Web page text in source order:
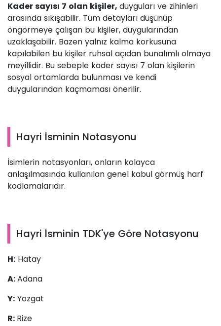
Kader sayısı 7 olan kişiler, duyguları ve zihinleri
arasında sıkışabilir. Tüm detayları düşünüp
öngörmeye çalışan bu kişiler, duygularından
uzaklaşabilir. Bazen yalnız kalma korkusuna
kapılabilen bu kişiler ruhsal açıdan bunalımlı olmaya
meyillidir. Bu sebeple kader sayısı 7 olan kişilerin
sosyal ortamlarda bulunması ve kendi
duygularından kaçmaması önerilir.
Hayri İsminin Notasyonu
İsimlerin notasyonları, onların kolayca
anlaşılmasında kullanılan genel kabul görmüş harf
kodlamalarıdır.
Hayri İsminin TDK'ye Göre Notasyonu
H: Hatay
A:Adana
Y: Yozgat
R: Rize